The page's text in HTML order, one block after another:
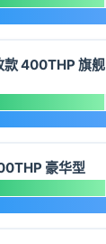
400THP 旗舰
豪华型